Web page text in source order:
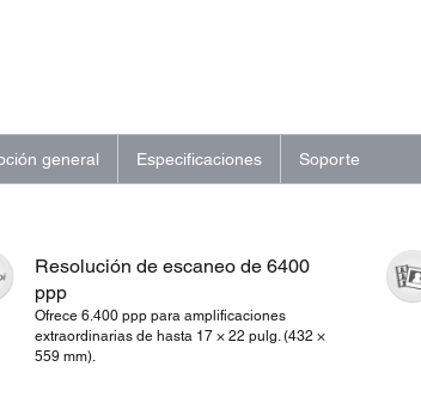
general Especificaciones Soporte
Resolución de escaneo de 6400
ppp
Ofrece 6.400 ppp para amplificaciones
extraordinarias de hasta 17 × 22 pulg. (432 ×
559 mm).